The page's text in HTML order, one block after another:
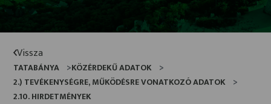
Vissza
TATABÁNYA
KÖZÉRDEKŰ ADATOK
2.) TEVÉKENYSÉGRE, MŰKÖDÉSRE VONATKOZÓ ADATOK
2.10. HIRDETMÉNYEK